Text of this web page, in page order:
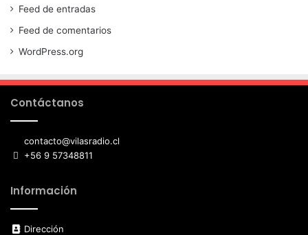
Feed de entradas
Feed de comentarios
WordPress.org
Contáctanos
contacto@vilasradio.cl
+56 9 57348811
Información
Dirección